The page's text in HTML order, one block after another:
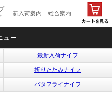
新入荷案内 総合案内
ュー
最新入荷ナイフ
折りたたみナイフ
バタフライナイフ